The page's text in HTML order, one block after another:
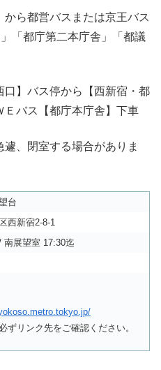
から都営バスまたは京王バス
「都庁第二本庁舎」「都議
口】バス停から【西新宿・都
Ｅバス【都庁本庁舎】下車
、閉室する場合がありま
台
西新宿2-8-1
南展望室 17:30迄
ずリンク先をご確認ください。